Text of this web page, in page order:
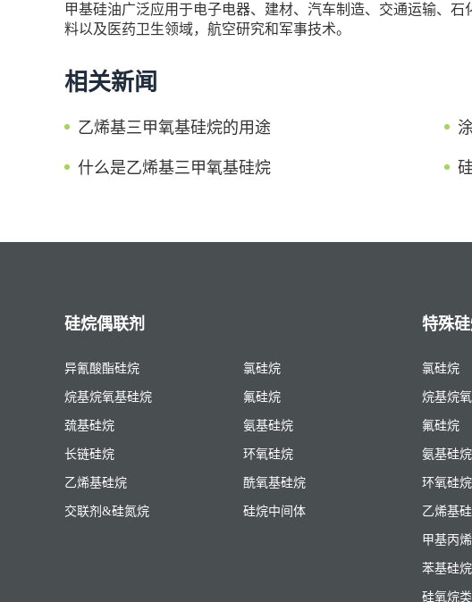
甲基硅油广泛应用于电子电器、建材、汽车制造、交通运输、
料以及医药卫生领域，航空研究和军事技术。
相关新闻
乙烯基三甲氧基硅烷的用途
什么是乙烯基三甲氧基硅烷
硅烷偶联剂
异氰酸酯硅烷 氯硅烷
烷基烷氧基硅烷 氟硅烷
巯基硅烷 氨基硅烷
长链硅烷 环氧硅烷
乙烯基硅烷 酰氧基硅烷
交联剂&硅氮烷 硅烷中间体
特殊
氯硅烷
烷基烷
氟硅烷
氨基硅烷
环氧硅烷
乙烯基
甲基丙
苯基硅烷
硅氧烷类